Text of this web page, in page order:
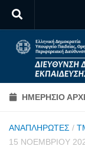
Skip to content
ΗΜΕΡΉΣΙΟ
ΑΝΑΠΛΗΡΩΤΈΣ /
15 ΝΟΕΜΒΡΊΟΥ